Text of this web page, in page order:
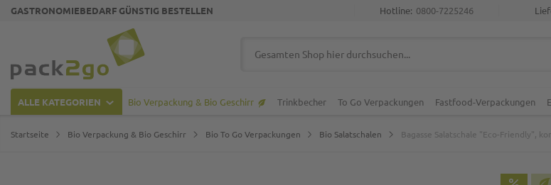
GASTRONOMIEBEDARF GÜNSTIG BESTELLEN Hotline: 0800-7225246
ALLE KATEGORIEN Bio Verpackung & Bio Geschirr Trinkbecher To Go Verpackungen Fastfood-Verpackungen
Startseite Bio Verpackung & Bio Geschirr Bio To Go Verpackungen Bio Salatschalen Bagasse Salatschale "Eco-Friendly",